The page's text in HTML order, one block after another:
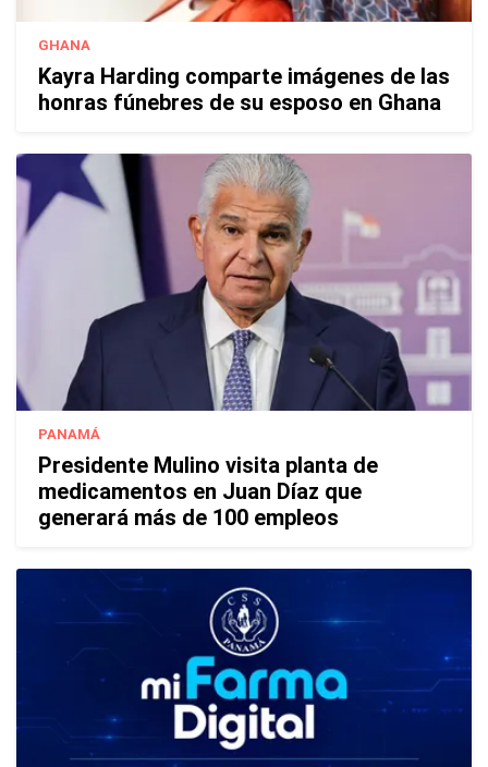
GHANA
Kayra Harding comparte imágenes de las
honras fúnebres de su esposo en Ghana
PANAMÁ
Presidente Mulino visita planta de
medicamentos en Juan Díaz que
generará más de 100 empleos